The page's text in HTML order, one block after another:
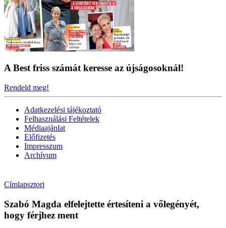
A Best friss számát keresse az újságosoknál!
Rendeld meg!
Adatkezelési tájékoztató
Felhasználási Feltételek
Médiaajánlat
Előfizetés
Impresszum
Archívum
Címlapsztori
Szabó Magda elfelejtette értesíteni a vőlegényét,
hogy férjhez ment